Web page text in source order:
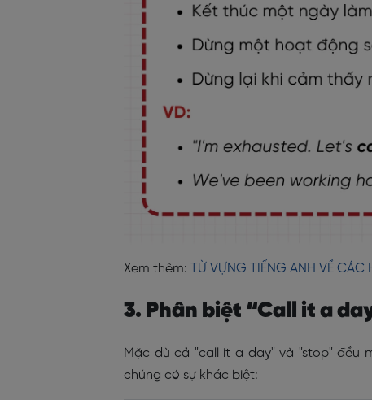
Xem thêm: TỪ VỰNG TIẾNG ANH VỀ
3. Phân biệt “Call it a
Mặc dù cả "call it a day" và "stop" đều
chúng có sự khác biệt: